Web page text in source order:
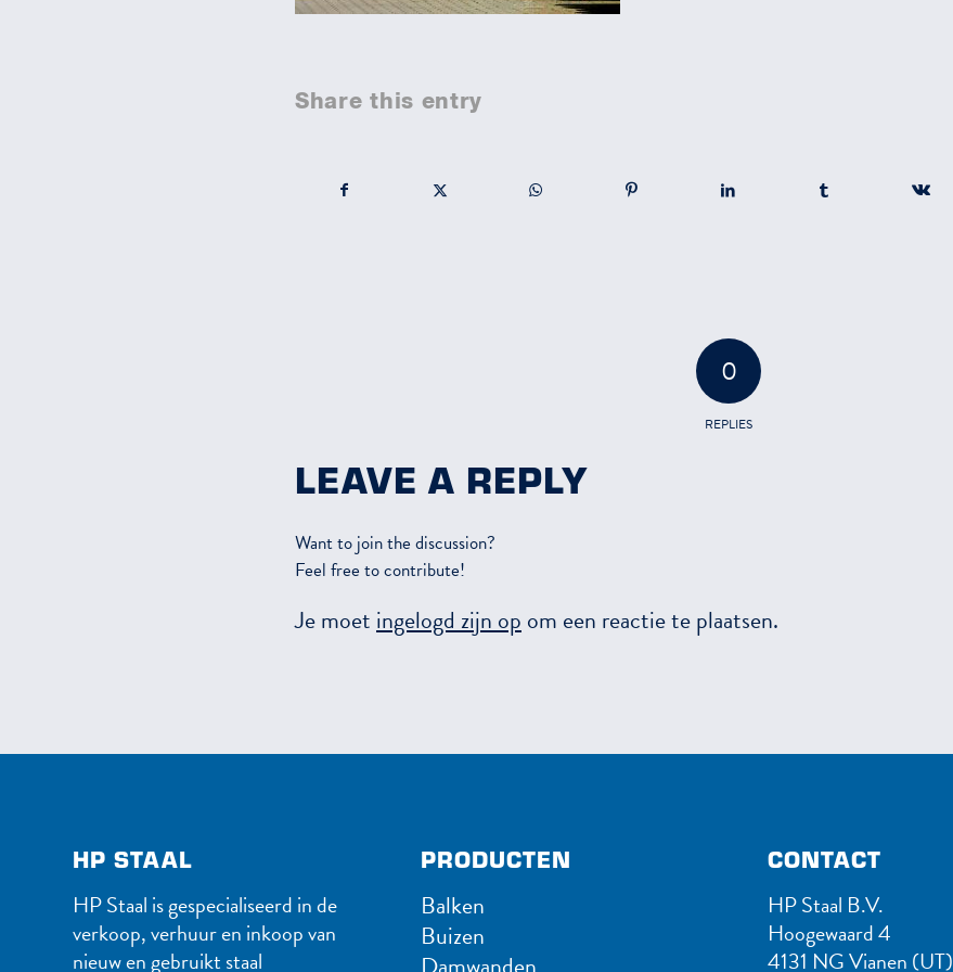
Share this entry
0
REPLIES
LEAVE A REPLY
Want to join the discussion?
Feel free to contribute!
Je moet ingelogd zijn op om een reactie te plaatsen.
HP STAAL
HP Staal is gespecialiseerd in de
verkoop, verhuur en inkoop van
nieuw en gebruikt staal
PRODUC​TEN
Balken
Buizen
CONTACT
HP Staal B.V.
Hoogewaard 4
4131 NG Vianen (UT)